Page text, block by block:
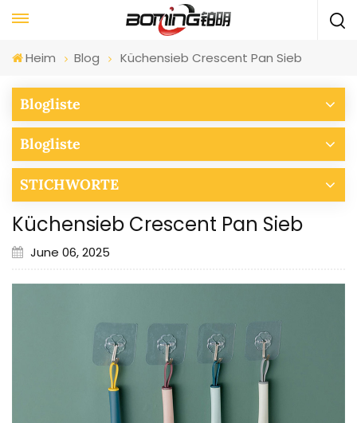
Heim Blog Küchensieb Crescent Pan Sieb
Blogliste
Blogliste
STICHWORTE
Küchensieb Crescent Pan Sieb
June 06, 2025